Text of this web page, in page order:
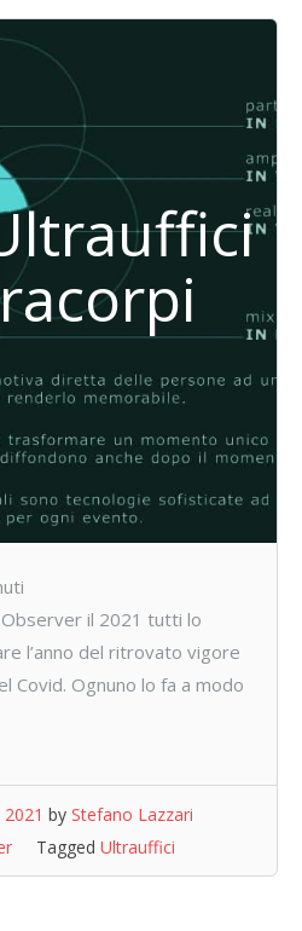
il 2021 tutti lo
l’anno del ritrovato vigore
Covid. Ognuno lo fa a modo
by Stefano Lazzari
Tagged Ultrauffici